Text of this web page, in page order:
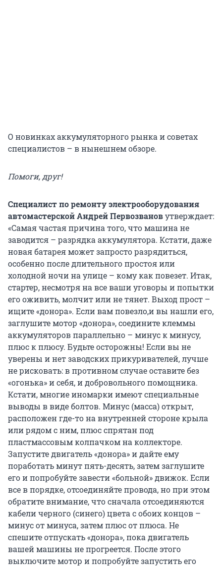
О новинках аккумуляторного рынка и советах
специалистов – в нынешнем обзоре.
Помоги, друг!
Специалист по ремонту электрооборудования
автомастерской Андрей Первозвановутверждает:
«Самая частая причина того, что машина не
заводится – разрядка аккумулятора. Кстати, даже
новая батарея может запросто разрядиться,
особенно после длительного простоя или
холодной ночи на улице – кому как повезет. Итак,
стартер, несмотря на все ваши уговоры и попытки
его оживить, молчит или не тянет. Выход прост –
ищите «донора». Если вам повезло,и вы нашли его,
заглушите мотор «донора», соедините клеммы
аккумуляторов параллельно – минус к минусу,
плюс к плюсу. Будьте осторожны! Если вы не
уверены и нет заводских прикуривателей, лучше
не рисковать: в противном случае оставите без
«огонька» и себя, и добровольного помощника.
Кстати, многие иномарки имеют специальные
выводы в виде болтов. Минус (масса) открыт,
расположен где-то на внутренней стороне крыла
или рядом с ним, плюс спрятан под
пластмассовым колпачком на коллекторе.
Запустите двигатель «донора» и дайте ему
поработать минут пять-десять, затем заглушите
его и попробуйте завести «больной» движок. Если
все в порядке, отсоединяйте провода, но при этом
обратите внимание, что сначала отсоединяются
кабели черного (синего) цвета с обоих концов –
минус от минуса, затем плюс от плюса. Не
спешите отпускать «донора», пока двигатель
вашей машины не прогреется. После этого
выключите мотор и попробуйте запустить его